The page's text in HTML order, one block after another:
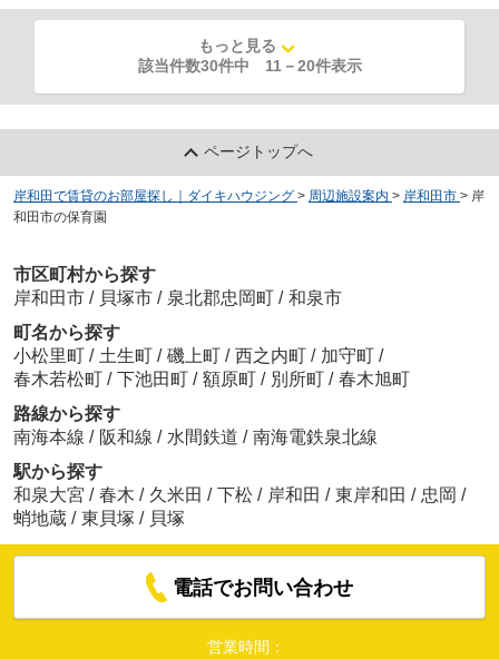
もっと見る
該当件数30件中 11 －20件表示
ページトップへ
岸和田で賃貸のお部屋探し｜ダイキハウジング > 周辺施設案内 > 岸和田市 > 岸
和田市の保育園
市区町村から探す
岸和田市 / 貝塚市 / 泉北郡忠岡町 / 和泉市
町名から探す
小松里町 / 土生町 / 磯上町 / 西之内町 / 加守町 /
春木若松町 / 下池田町 / 額原町 / 別所町 / 春木旭町
路線から探す
南海本線 / 阪和線 / 水間鉄道 / 南海電鉄泉北線
駅から探す
和泉大宮 / 春木 / 久米田 / 下松 / 岸和田 / 東岸和田 / 忠岡 /
蛸地蔵 / 東貝塚 / 貝塚
電話でお問い合わせ
営業時間：